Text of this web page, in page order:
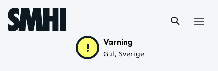
Hoppa till sidans innehåll
Varning
Gul, Sverige